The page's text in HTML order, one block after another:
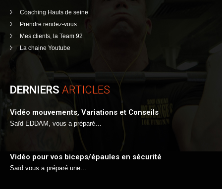
Coaching Hauts de seine
Prendre rendez-vous
Mes clients, la Team 92
La chaine Youtube
DERNIERS ARTICLES
Vidéo mouvements, Variations et Conseils
Saïd EDDAM, vous a préparé…
Vidéo pour vos biceps/épaules en sécurité
Saïd vous a préparé une…